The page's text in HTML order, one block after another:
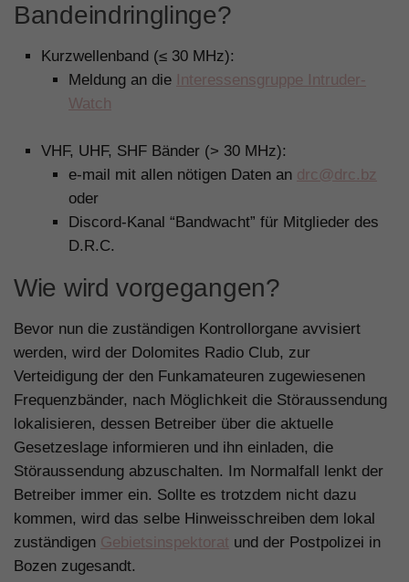
Bandeindringlinge?
Kurzwellenband (≤ 30 MHz):
Meldung an die Interessensgruppe Intruder-
Watch
VHF, UHF, SHF Bänder (> 30 MHz):
e-mail mit allen nötigen Daten an drc@drc.bz
oder
Discord-Kanal “Bandwacht” für Mitglieder des
D.R.C.
Wie wird vorgegangen?
Bevor nun die zuständigen Kontrollorgane avvisiert
werden, wird der Dolomites Radio Club, zur
Verteidigung der den Funkamateuren zugewiesenen
Frequenzbänder, nach Möglichkeit die Störaussendung
lokalisieren, dessen Betreiber über die aktuelle
Gesetzeslage informieren und ihn einladen, die
Störaussendung abzuschalten. Im Normalfall lenkt der
Betreiber immer ein. Sollte es trotzdem nicht dazu
kommen, wird das selbe Hinweisschreiben dem lokal
zuständigen Gebietsinspektorat und der Postpolizei in
Bozen zugesandt.